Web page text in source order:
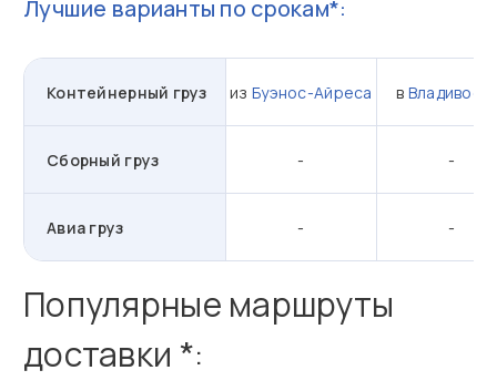
Лучшие варианты по срокам*:
Контейнерный груз изБуэнос-Айреса в
Сборный груз - -
Авиа груз - -
Популярные маршруты
доставки *: